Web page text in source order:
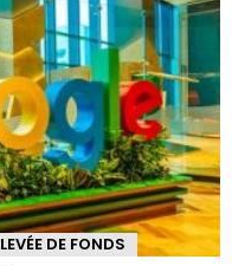
LEVÉE DE FONDS